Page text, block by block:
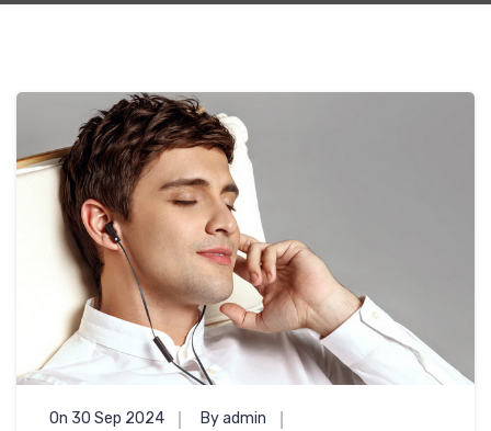
On 30 Sep 2024
By admin